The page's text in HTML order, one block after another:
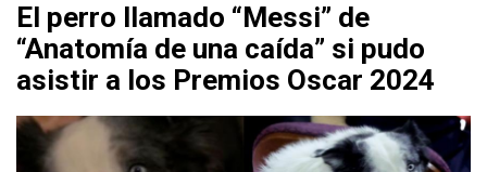
El perro llamado “Messi” de
“Anatomía de una caída” si pudo
asistir a los Premios Oscar 2024